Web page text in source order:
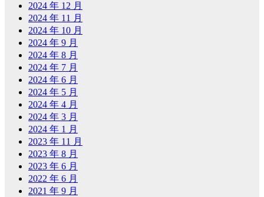
2024 年 12 月
2024 年 11 月
2024 年 10 月
2024 年 9 月
2024 年 8 月
2024 年 7 月
2024 年 6 月
2024 年 5 月
2024 年 4 月
2024 年 3 月
2024 年 1 月
2023 年 11 月
2023 年 8 月
2023 年 6 月
2022 年 6 月
2021 年 9 月